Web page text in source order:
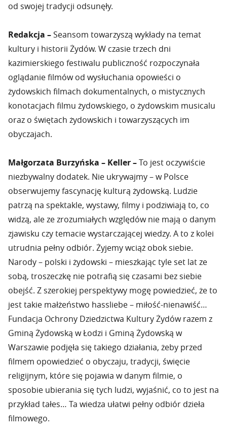
od swojej tradycji odsunęły.
Redakcja –Seansom towarzyszą wykłady na temat
kultury i historii Żydów. W czasie trzech dni
kazimierskiego festiwalu publiczność rozpoczynała
oglądanie filmów od wysłuchania opowieści o
żydowskich filmach dokumentalnych, o mistycznych
konotacjach filmu żydowskiego, o żydowskim musicalu
oraz o świętach żydowskich i towarzyszących im
obyczajach.
Małgorzata Burzyńska – Keller –To jest oczywiście
niezbywalny dodatek. Nie ukrywajmy – w Polsce
obserwujemy fascynację kulturą żydowską. Ludzie
patrzą na spektakle, wystawy, filmy i podziwiają to, co
widzą, ale ze zrozumiałych względów nie mają o danym
zjawisku czy temacie wystarczającej wiedzy. A to z kolei
utrudnia pełny odbiór. Żyjemy wciąż obok siebie.
Narody – polski i żydowski – mieszkając tyle set lat ze
sobą, troszeczkę nie potrafią się czasami bez siebie
obejść. Z szerokiej perspektywy mogę powiedzieć, że to
jest takie małżeństwo hassliebe – miłość-nienawiść…
Fundacja Ochrony Dziedzictwa Kultury Żydów razem z
Gminą Żydowską w Łodzi i Gminą Żydowską w
Warszawie podjęła się takiego działania, żeby przed
filmem opowiedzieć o obyczaju, tradycji, święcie
religijnym, które się pojawia w danym filmie, o
sposobie ubierania się tych ludzi, wyjaśnić, co to jest na
przykład tałes… Ta wiedza ułatwi pełny odbiór dzieła
filmowego.